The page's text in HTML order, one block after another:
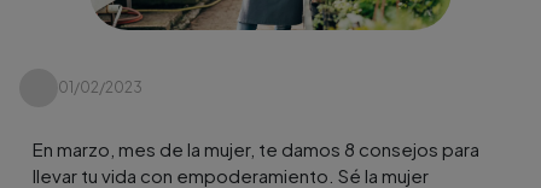
01/02/2023
En marzo, mes de la mujer, te damos 8 consejos para
llevar tu vida con empoderamiento. Sé la mujer